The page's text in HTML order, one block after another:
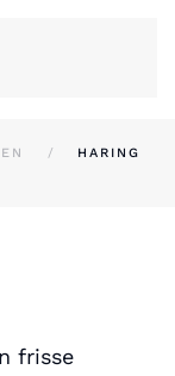
HARING
frisse